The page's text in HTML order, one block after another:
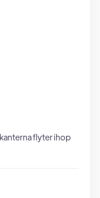
flyter ihop